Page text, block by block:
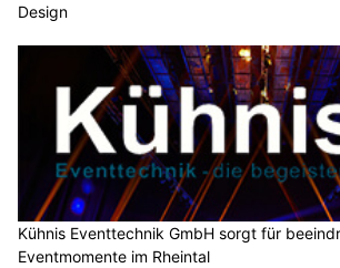
Design
Kühnis Eventtechnik GmbH sorgt für
Eventmomente im Rheintal